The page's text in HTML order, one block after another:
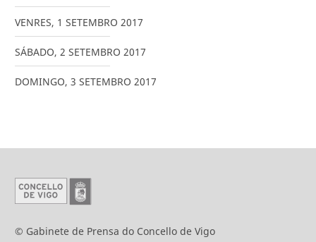
VENRES, 1 SETEMBRO 2017
SÁBADO, 2 SETEMBRO 2017
DOMINGO, 3 SETEMBRO 2017
© Gabinete de Prensa do Concello de Vigo